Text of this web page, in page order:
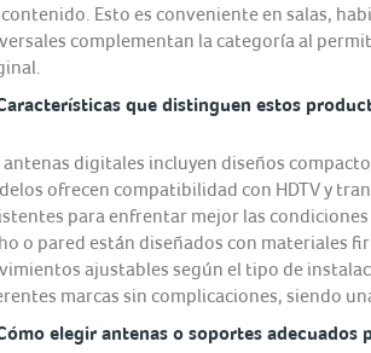
Esto es conveniente en salas,
complementan la categoría al
que distinguen estos
antenas digitales incluyen diseños
ofrecen compatibilidad con HDTV y
para enfrentar mejor las
o pared están diseñados con materiales
ajustables según el tipo de
marcas sin complicaciones, siendo
elegir antenas o soportes adecuados